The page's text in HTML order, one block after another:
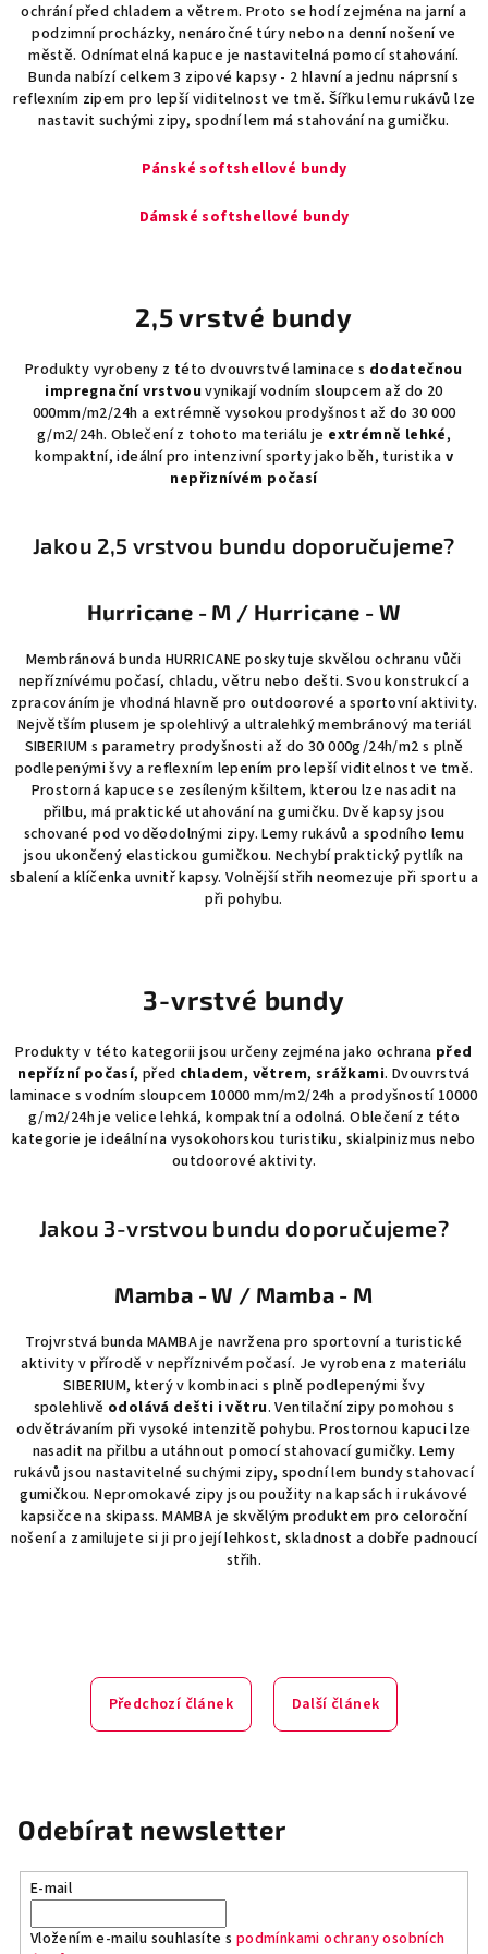
ochrání před chladem a větrem. Proto se hodí zejména na jarní a
podzimní procházky, nenáročné túry nebo na denní nošení ve
městě. Odnímatelná kapuce je nastavitelná pomocí stahování.
Bunda nabízí celkem 3 zipové kapsy - 2 hlavní a jednu náprsní s
reflexním zipem pro lepší viditelnost ve tmě. Šířku lemu rukávů lze
nastavit suchými zipy, spodní lem má stahování na gumičku.
Pánské softshellové bundy
Dámské softshellové bundy
2,5 vrstvé bundy
Produkty vyrobeny z této dvouvrstvé laminace s dodatečnou
impregnační vrstvou vynikají vodním sloupcem až do 20
000mm/m2/24h a extrémně vysokou prodyšnost až do 30 000
g/m2/24h. Oblečení z tohoto materiálu je extrémně lehké,
kompaktní, ideální pro intenzivní sporty jako běh, turistika v
nepřiznívém počasí
Jakou 2,5 vrstvou bundu doporučujeme?
Hurricane - M / Hurricane - W
Membránová bunda HURRICANE poskytuje skvělou ochranu vůči
nepříznívému počasí, chladu, větru nebo dešti. Svou konstrukcí a
zpracováním je vhodná hlavně pro outdoorové a sportovní aktivity.
Největším plusem je spolehlivý a ultralehký membránový materiál
SIBERIUM s parametry prodyšnosti až do 30 000g/24h/m2 s plně
podlepenými švy a reflexním lepením pro lepší viditelnost ve tmě.
Prostorná kapuce se zesíleným kšiltem, kterou lze nasadit na
přilbu, má praktické utahování na gumičku. Dvě kapsy jsou
schované pod voděodolnými zipy. Lemy rukávů a spodního lemu
jsou ukončený elastickou gumičkou. Nechybí praktický pytlík na
sbalení a klíčenka uvnitř kapsy. Volnější střih neomezuje při sportu a
při pohybu.
3-vrstvé bundy
Produkty v této kategorii jsou určeny zejména jako ochrana před
nepřízní počasí, před chladem, větrem, srážkami. Dvouvrstvá
laminace s vodním sloupcem 10000 mm/m2/24h a prodyšností 10000
g/m2/24h je velice lehká, kompaktní a odolná. Oblečení z této
kategorie je ideální na vysokohorskou turistiku, skialpinizmus nebo
outdoorové aktivity.
Jakou 3-vrstvou bundu doporučujeme?
Mamba - W / Mamba - M
Trojvrstvá bunda MAMBA je navržena pro sportovní a turistické
aktivity v přírodě v nepříznivém počasí. Je vyrobena z materiálu
SIBERIUM, který v kombinaci s plně podlepenými švy
spolehlivě odolává dešti i větru. Ventilační zipy pomohou s
odvětrávaním při vysoké intenzitě pohybu. Prostornou kapuci lze
nasadit na přilbu a utáhnout pomocí stahovací gumičky. Lemy
rukávů jsou nastavitelné suchými zipy, spodní lem bundy stahovací
gumičkou. Nepromokavé zipy jsou použity na kapsách i rukávové
kapsičce na skipass. MAMBA je skvělým produktem pro celoroční
nošení a zamilujete si ji pro její lehkost, skladnost a dobře padnoucí
střih.
Předchozí článek Další článek
Odebírat newsletter
E-mail
Vložením e-mailu souhlasíte s podmínkami ochrany osobních